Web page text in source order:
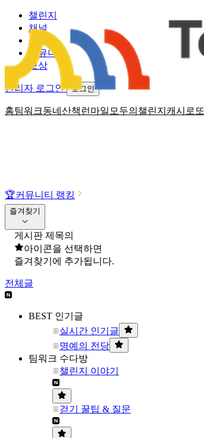
홈팀워크동네산책 런마일 모두의챌린지 캐시로또
챌린지
채널
소식
커뮤니티
보상
관리자 로그인 로그인
🏆커뮤니티 랭킹
즐겨찾기
게시판 제목의
아이콘을 선택하면
즐겨찾기에 추가됩니다.
전체글
BEST 인기글
실시간 인기글
명예의 전당
팀워크 수다방
챌린지 이야기
걷기 꿀팁 & 질문